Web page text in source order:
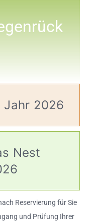
Jahr 2026
Nest
Reservierung für Sie
und Prüfung Ihrer